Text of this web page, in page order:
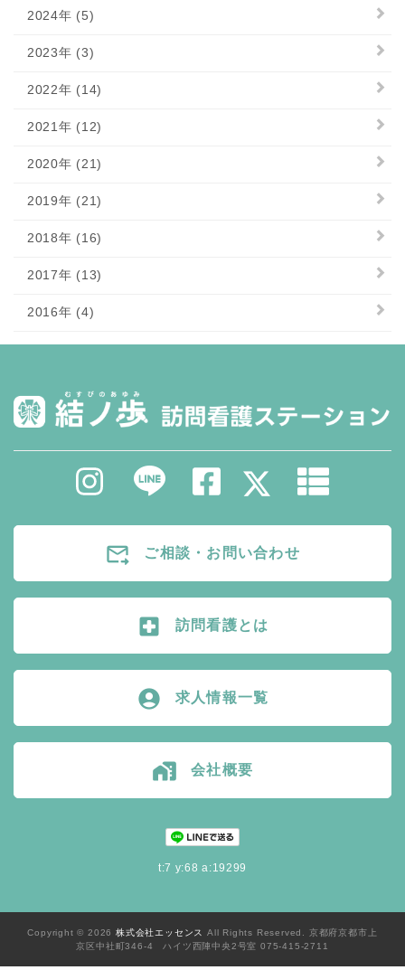
2024年 (5)
2023年 (3)
2022年 (14)
2021年 (12)
2020年 (21)
2019年 (21)
2018年 (16)
2017年 (13)
2016年 (4)
forward_to_inbox ご相談・お問い合わせ
local_hospital 訪問看護とは
account_circle 求人情報一覧
home_work 会社概要
t:7 y:68 a:19299
Copyright © 2026株式会社エッセンス
All Rights Reserved. 京都府京都市上
京区中社町346-4 ハイツ西陣中央2号室 075-415-2711